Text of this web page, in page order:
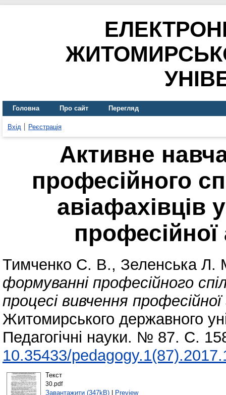
Головна Про сайт Перегляд
Вхід Реєстрація
Активне
професійного
авіафахівців
професійної
Тимченко С. В., Зеленська Л.
формуванні професійного
процесі вивчення професійної
Житомирського державного
Педагогічні науки. № 87. С.
10.35433/
Текст
30.pdf
Завантажити (347kB)| Preview